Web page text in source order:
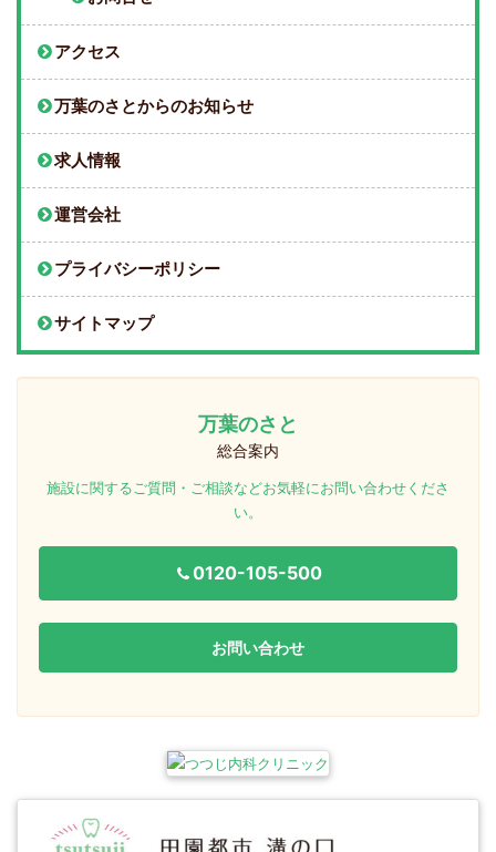
アクセス
万葉のさとからのお知らせ
求人情報
運営会社
プライバシーポリシー
サイトマップ
万葉のさと
総合案内
施設に関するご質問・ご相談などお気軽にお問い合わせくださ
い。
0120-105-500
お問い合わせ